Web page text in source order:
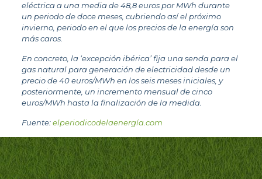
eléctrica a una media de 48,8 euros por MWh durante
un periodo de doce meses, cubriendo así el próximo
invierno, periodo en el que los precios de la energía son
más caros.
En concreto, la ‘excepción ibérica’ fija una senda para el
gas natural para generación de electricidad desde un
precio de 40 euros/MWh en los seis meses iniciales, y
posteriormente, un incremento mensual de cinco
euros/MWh hasta la finalización de la medida.
Fuente:elperiodicodelaenergía.com